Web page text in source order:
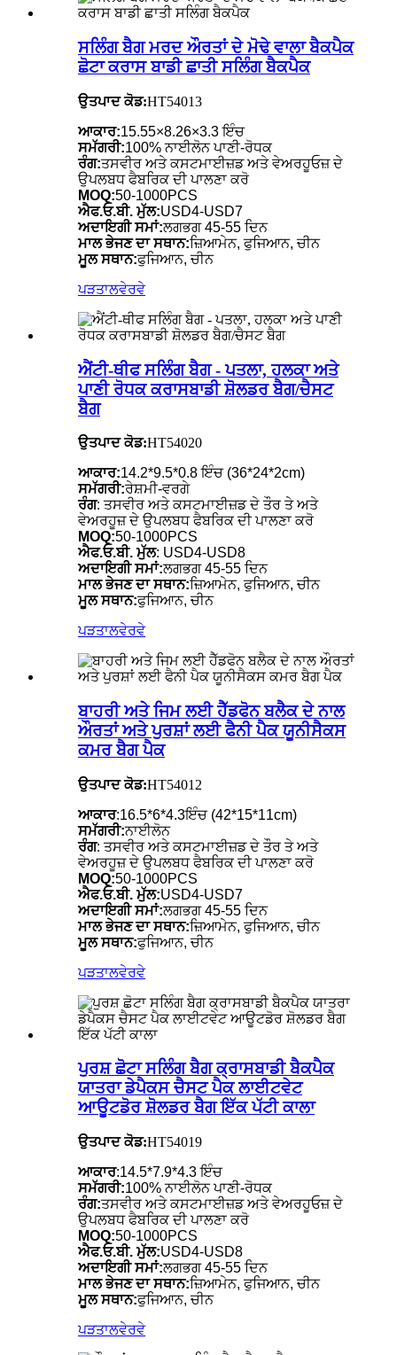
ਸਲਿੰਗ ਬੈਗ ਮਰਦ ਔਰਤਾਂ ਦੇ ਮੋਢੇ ਵਾਲਾ ਬੈਕਪੈਕ
ਛੋਟਾ ਕਰਾਸ ਬਾਡੀ ਛਾਤੀ ਸਲਿੰਗ ਬੈਕਪੈਕ
ਉਤਪਾਦ ਕੋਡ:HT54013
ਆਕਾਰ:15.55×8.26×3.3 ਇੰਚ
ਸਮੱਗਰੀ:100% ਨਾਈਲੋਨ ਪਾਣੀ-ਰੋਧਕ
ਰੰਗ:ਤਸਵੀਰ ਅਤੇ ਕਸਟਮਾਈਜ਼ਡ ਅਤੇ ਵੇਅਰਹੂਓਜ਼ ਦੇ
ਉਪਲਬਧ ਫੈਬਰਿਕ ਦੀ ਪਾਲਣਾ ਕਰੋ
MOQ:50-1000PCS
ਐਫ.ਓ.ਬੀ. ਮੁੱਲ:USD4-USD7
ਅਦਾਇਗੀ ਸਮਾਂ:ਲਗਭਗ 45-55 ਦਿਨ
ਮਾਲ ਭੇਜਣ ਦਾ ਸਥਾਨ:ਜ਼ਿਆਮੇਨ, ਫੁਜਿਆਨ, ਚੀਨ
ਮੂਲ ਸਥਾਨ:ਫੁਜਿਆਨ, ਚੀਨ
ਪੜਤਾਲਵੇਰਵੇ
ਐਂਟੀ-ਥੀਫ ਸਲਿੰਗ ਬੈਗ - ਪਤਲਾ, ਹਲਕਾ ਅਤੇ
ਪਾਣੀ ਰੋਧਕ ਕਰਾਸਬਾਡੀ ਸ਼ੋਲਡਰ ਬੈਗ/ਚੈਸਟ
ਬੈਗ
ਉਤਪਾਦ ਕੋਡ:HT54020
ਆਕਾਰ:14.2*9.5*0.8 ਇੰਚ (36*24*2cm)
ਸਮੱਗਰੀ:ਰੇਸ਼ਮੀ-ਵਰਗੇ
ਰੰਗ: ਤਸਵੀਰ ਅਤੇ ਕਸਟਮਾਈਜ਼ਡ ਦੇ ਤੌਰ ਤੇ ਅਤੇ
ਵੇਅਰਹੂਜ਼ ਦੇ ਉਪਲਬਧ ਫੈਬਰਿਕ ਦੀ ਪਾਲਣਾ ਕਰੋ
MOQ:50-1000PCS
ਐਫ.ਓ.ਬੀ. ਮੁੱਲ: USD4-USD8
ਅਦਾਇਗੀ ਸਮਾਂ:ਲਗਭਗ 45-55 ਦਿਨ
ਮਾਲ ਭੇਜਣ ਦਾ ਸਥਾਨ:ਜ਼ਿਆਮੇਨ, ਫੁਜਿਆਨ, ਚੀਨ
ਮੂਲ ਸਥਾਨ:ਫੁਜਿਆਨ, ਚੀਨ
ਪੜਤਾਲਵੇਰਵੇ
ਬਾਹਰੀ ਅਤੇ ਜਿਮ ਲਈ ਹੈੱਡਫੋਨ ਬਲੈਕ ਦੇ ਨਾਲ
ਔਰਤਾਂ ਅਤੇ ਪੁਰਸ਼ਾਂ ਲਈ ਫੈਨੀ ਪੈਕ ਯੂਨੀਸੈਕਸ
ਕਮਰ ਬੈਗ ਪੈਕ
ਉਤਪਾਦ ਕੋਡ:HT54012
ਆਕਾਰ:16.5*6*4.3ਇੰਚ (42*15*11cm)
ਸਮੱਗਰੀ:ਨਾਈਲੋਨ
ਰੰਗ: ਤਸਵੀਰ ਅਤੇ ਕਸਟਮਾਈਜ਼ਡ ਦੇ ਤੌਰ ਤੇ ਅਤੇ
ਵੇਅਰਹੂਜ਼ ਦੇ ਉਪਲਬਧ ਫੈਬਰਿਕ ਦੀ ਪਾਲਣਾ ਕਰੋ
MOQ:50-1000PCS
ਐਫ.ਓ.ਬੀ. ਮੁੱਲ:USD4-USD7
ਅਦਾਇਗੀ ਸਮਾਂ:ਲਗਭਗ 45-55 ਦਿਨ
ਮਾਲ ਭੇਜਣ ਦਾ ਸਥਾਨ:ਜ਼ਿਆਮੇਨ, ਫੁਜਿਆਨ, ਚੀਨ
ਮੂਲ ਸਥਾਨ:ਫੁਜਿਆਨ, ਚੀਨ
ਪੜਤਾਲਵੇਰਵੇ
ਪੁਰਸ਼ ਛੋਟਾ ਸਲਿੰਗ ਬੈਗ ਕ੍ਰਾਸਬਾਡੀ ਬੈਕਪੈਕ
ਯਾਤਰਾ ਡੇਪੈਕਸ ਚੈਸਟ ਪੈਕ ਲਾਈਟਵੇਟ
ਆਊਟਡੋਰ ਸ਼ੋਲਡਰ ਬੈਗ ਇੱਕ ਪੱਟੀ ਕਾਲਾ
ਉਤਪਾਦ ਕੋਡ:HT54019
ਆਕਾਰ:14.5*7.9*4.3 ਇੰਚ
ਸਮੱਗਰੀ:100% ਨਾਈਲੋਨ ਪਾਣੀ-ਰੋਧਕ
ਰੰਗ:ਤਸਵੀਰ ਅਤੇ ਕਸਟਮਾਈਜ਼ਡ ਅਤੇ ਵੇਅਰਹੂਓਜ਼ ਦੇ
ਉਪਲਬਧ ਫੈਬਰਿਕ ਦੀ ਪਾਲਣਾ ਕਰੋ
MOQ:50-1000PCS
ਐਫ.ਓ.ਬੀ. ਮੁੱਲ:USD4-USD8
ਅਦਾਇਗੀ ਸਮਾਂ:ਲਗਭਗ 45-55 ਦਿਨ
ਮਾਲ ਭੇਜਣ ਦਾ ਸਥਾਨ:ਜ਼ਿਆਮੇਨ, ਫੁਜਿਆਨ, ਚੀਨ
ਮੂਲ ਸਥਾਨ:ਫੁਜਿਆਨ, ਚੀਨ
ਪੜਤਾਲਵੇਰਵੇ